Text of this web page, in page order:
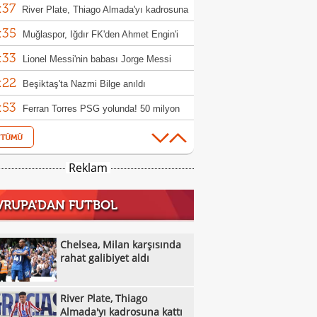
River Plate, Thiago Almada'yı kadrosuna
Muğlaspor, Iğdır FK'den Ahmet Engin'i
ettiLionel Messi'nin babası Jorge Messi
kaybetti
Beşiktaş'ta Nazmi Bilge anıldı
Ferran Torres PSG yolunda! 50 milyon
transfer
Berkan Kutlu Konyaspor'a veda etti!
Salah'a Araklı'da arazi teklifi: O anlar ilgi
transfer etti
Eski milli futbolcu Haluk Erdem hayatını
Nunez
Alanyaspor, Baran Ali Gezek ve Şahin
kadrosuna kattı
Trabzonspor'da Salah etkisi: Kombine
rekor!
Galatasaray, Manisa FK'den Umut
Reklam
FUTBOL
Chelsea, Milan karşısında
rahat galibiyet aldı
River Plate, Thiago
Almada'yı kadrosuna kattı